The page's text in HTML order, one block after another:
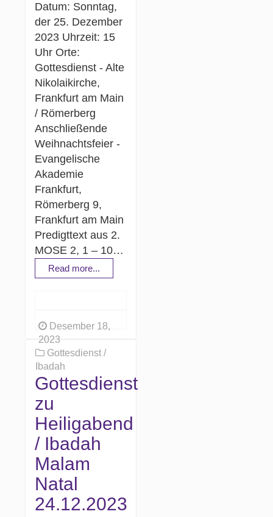
Datum: Sonntag,
der 25. Dezember
2023 Uhrzeit: 15
Uhr Orte:
Gottesdienst - Alte
Nikolaikirche,
Frankfurt am Main
/ Römerberg
Anschließende
Weihnachtsfeier -
Evangelische
Akademie
Frankfurt,
Römerberg 9,
Frankfurt am Main
Predigttext aus 2.
MOSE 2, 1 – 10…
Read more...
Desember 18,
2023
Gottesdienst /
Ibadah
Gottesdienst
zu
Heiligabend
/ Ibadah
Malam
Natal
24.12.2023